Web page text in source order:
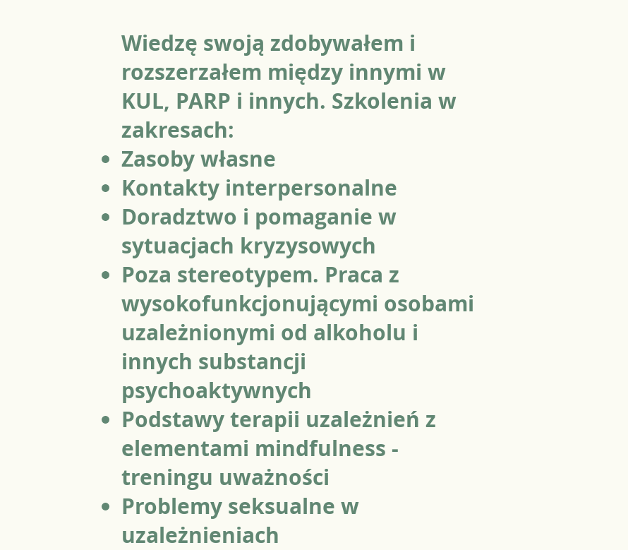
Wiedzę swoją zdobywałem i
rozszerzałem między innymi w
KUL, PARP i innych. Szkolenia w
zakresach:
Zasoby własne
Kontakty interpersonalne
Doradztwo i pomaganie w
sytuacjach kryzysowych
Poza stereotypem. Praca z
wysokofunkcjonującymi osobami
uzależnionymi od alkoholu i
innych substancji
psychoaktywnych
Podstawy terapii uzależnień z
elementami mindfulness -
treningu uważności
Problemy seksualne w
uzależnieniach